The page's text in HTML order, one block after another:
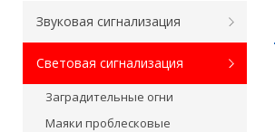
Звуковая сигнализация
Световая сигнализация
Заградительные огни
Маяки проблесковые